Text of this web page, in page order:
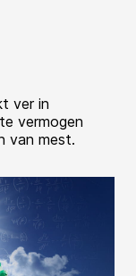
ver in
vermogen
van mest.